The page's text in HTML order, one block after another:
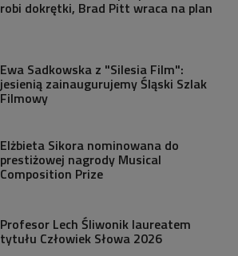
robi dokrętki, Brad Pitt wraca na plan
Ewa Sadkowska z "Silesia Film":
jesienią zainaugurujemy Śląski Szlak
Filmowy
Elżbieta Sikora nominowana do
prestiżowej nagrody Musical
Composition Prize
Profesor Lech Śliwonik laureatem
tytułu Człowiek Słowa 2026